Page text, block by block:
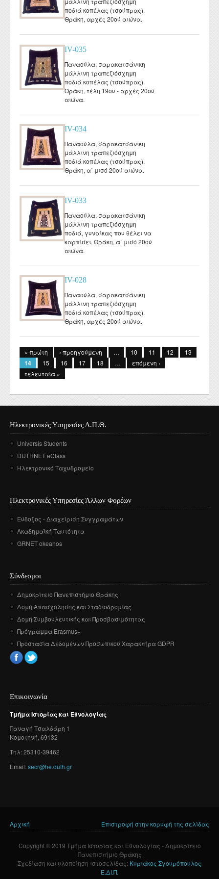
ποδιά κοπέλας (τσούπρας).
Θράκη, αρχές 20ού αιώνα.
IV-035
Παναούλα, σαρακατσάνικη
μάλλινη τραπεζιόσχημη
ποδιά κοπέλας (τσούπρας).
Θράκη, τέλη 19ου - αρχές 20ού
αιώνα.
IV-034
Παναούλα, σαρακατσάνικη
μάλλινη τραπεζιόσχημη
ποδιά κοπέλας (τσούπρας).
Θράκη, α΄ μισό 20ού αιώνα.
IV-033
Παναούλα, σαρακατσάνικη
μάλλινη τραπεζιόσχημη
ποδιά, γυναίκας που θέλει να
καρπίσει. Θράκη, α΄ μισό 20ού
αιώνα.
IV-028
Παναούλα, σαρακατσάνικη
μάλλινη τραπεζιόσχημη
ποδιά κοπέλας (τσούπρας).
Θράκη, αρχές 20ού αιώνα.
« πρώτη ‹ προηγούμενη … 10 11 12 13
14 15 16 17 18 …
επόμενη ›
τελευταία »
Ηλεκτρονικές Υπηρεσίες Δ.Π.Θ.
Universis Students
DUTHNET eClass
Ηλεκτρονικό Ταχυδρομείο
Ηλεκτρονικές Υπηρεσίες Άλλων Φορέων
Εύδοξος - Διαχείριση Συγγραμάτων
Ακαδημαϊκή Ταυτότητα
GRNET okeanos
Σύνδεσμοι
Δημοκρίτειο Πανεπιστήμιο Θράκης
Δομή Απασχόλησης και Σταδιοδρομίας
Δομή Συμβουλευτικής και Προσβασιμότητας
Πρόγραμμα Erasmus+
Προστασία Δεδομένων Προσωπικού Χαρακτήρα GDPR
Επικοινωνία
ΤμήμαΙστορίαςκαι Εθνολογίας
Παναγή Τσαλδάρη 1
Κομοτηνή, 69132
Τηλ: 25310-39462
Email:secr@he.duth.gr
Είστε εδώ
Αρχική Επιστροφή στην κορυφή της σελίδας
Copyright © 2019 Τμήμα Ιστορίας και Εθνολογίας - Δημοκρίτειο
Πανεπιστήμιο Θράκης
Σχεδίαση και υλοποίηση ιστοσελίδας: Κυριάκος Σγουρόπουλος
Ε.ΔΙ.Π.